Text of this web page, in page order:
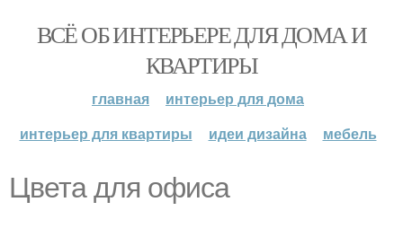
ВСЁ ОБ ИНТЕРЬЕРЕ ДЛЯ ДОМА И
КВАРТИРЫ
главная
интерьер для дома
интерьер для квартиры
идеи дизайна мебель
Цвета для офиса